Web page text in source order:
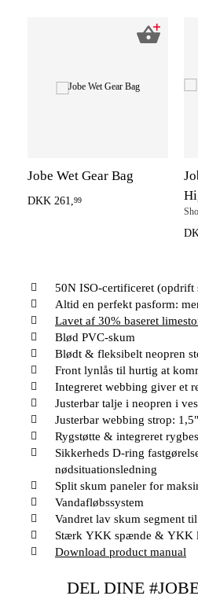
Jobe Wet Gear Bag
DKK 261,99
50N ISO-certificeret (opdrift
Altid en perfekt pasform:
Lavet af 30% baseret
Blød PVC-skum
Blødt & fleksibelt neopren
Front lynlås til hurtig at
Integreret webbing giver et
Justerbar talje i neopren i
Justerbar webbing strop:
Rygstøtte & integreret
Sikkerheds D-ring
nødsituationsledning
Split skum paneler for
Vandafløbssystem
Vandret lav skum segment
Stærk YKK spænde & YKK
Download product manual
DEL DINE